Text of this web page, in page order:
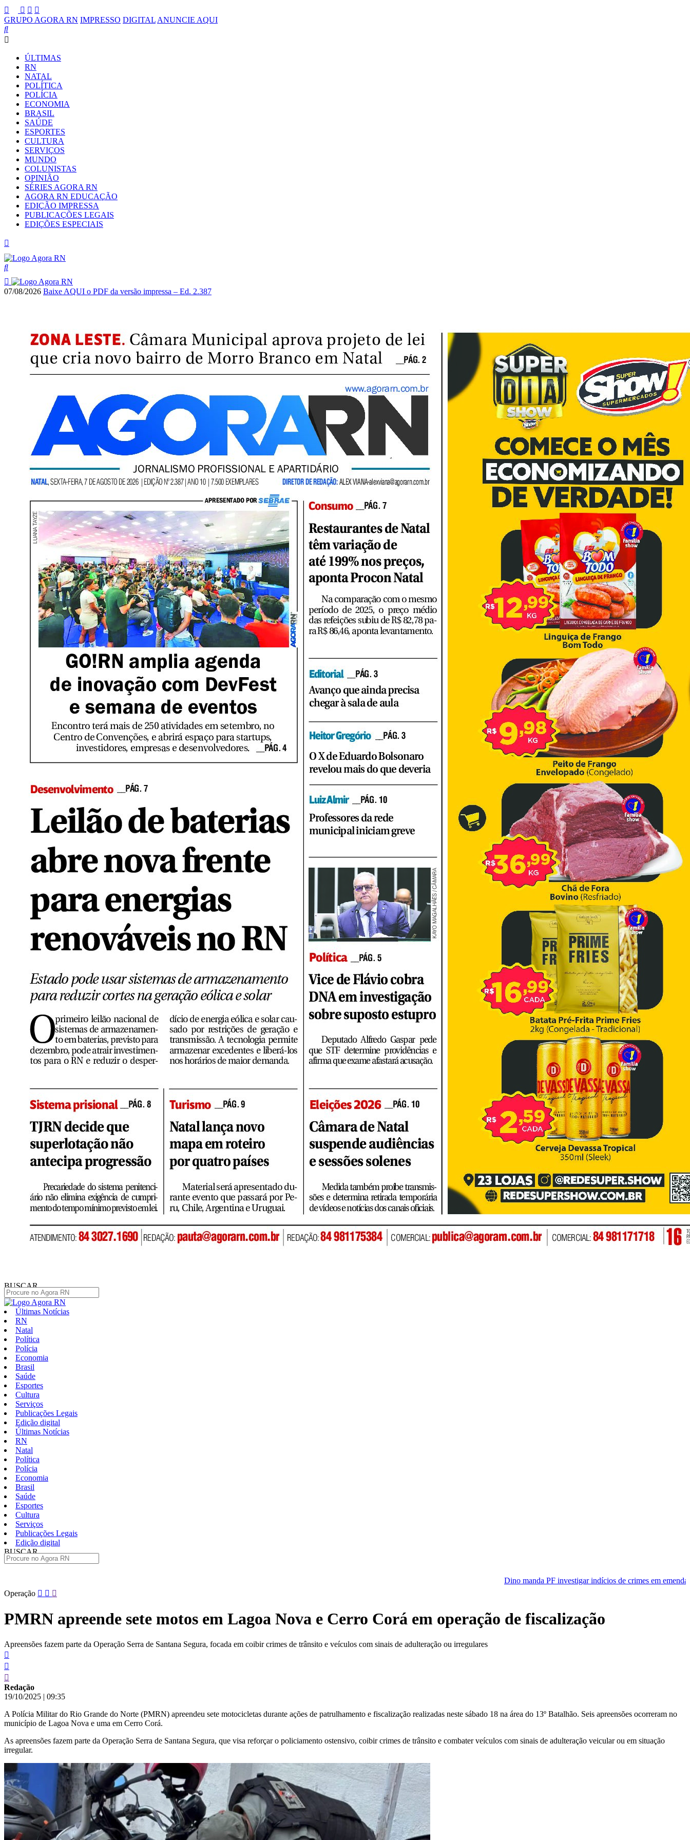
GRUPO AGORA RN IMPRESSO DIGITAL ANUNCIE AQUI
ÚLTIMAS
RN
NATAL
POLÍTICA
POLÍCIA
ECONOMIA
BRASIL
SAÚDE
ESPORTES
CULTURA
SERVIÇOS
MUNDO
COLUNISTAS
OPINIÃO
SÉRIES AGORA RN
AGORA RN EDUCAÇÃO
EDIÇÃO IMPRESSA
PUBLICAÇÕES LEGAIS
EDIÇÕES ESPECIAIS
07/08/2026 Baixe AQUI o PDF da versão impressa – Ed. 2.387
BUSCAR
Últimas Notícias
RN
Natal
Política
Polícia
Economia
Brasil
Saúde
Esportes
Cultura
Serviços
Publicações Legais
Edição digital
Últimas Notícias
RN
Natal
Política
Polícia
Economia
Brasil
Saúde
Esportes
Cultura
Serviços
Publicações Legais
Edição digital
BUSCAR
Dino manda PF investigar indícios de crimes em emendas Pix apontados
Pular
para
conteúdo
Operação
PMRN apreende sete motos em Lagoa Nova e Cerro Corá em operação de fiscalização
Apreensões fazem parte da Operação Serra de Santana Segura, focada em coibir crimes de trânsito e veículos com sinais de adulteração ou irregulares
Redação
19/10/2025 | 09:35
A Polícia Militar do Rio Grande do Norte (PMRN) apreendeu sete motocicletas durante ações de patrulhamento e fiscalização realizadas neste sábado 18 na área do 13º Batalhão. Seis apreensões ocorreram no
município de Lagoa Nova e uma em Cerro Corá.
As apreensões fazem parte da Operação Serra de Santana Segura, que visa reforçar o policiamento ostensivo, coibir crimes de trânsito e combater veículos com sinais de adulteração veicular ou em situação
irregular.